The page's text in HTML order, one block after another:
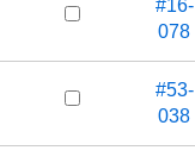
#16-
078
#53-
038